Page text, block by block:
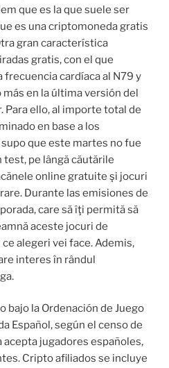
que es la que suele ser
es una criptomoneda gratis
gran característica
gratis, con el que
cardíaca al N79 y
en la última versión del
Para ello, al importe total de
en base a los
que este martes no fue
pe lângă căutările
online gratuite şi jocuri
Durante las emisiones de
care să îţi permită să
aceste jocuri de
alegeri vei face. Ademis,
interes în rândul
bajo la Ordenación de Juego
Español, según el censo de
jugadores españoles,
Cripto afiliados se incluye